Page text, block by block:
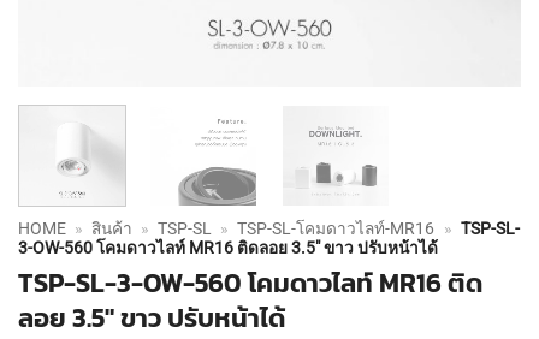
HOME » สินค้า » TSP-SL » TSP-SL-โคมดาวไลท์-MR16 » TSP-SL-
3-OW-560 โคมดาวไลท์ MR16 ติดลอย 3.5″ ขาว ปรับหน้าได้
TSP-SL-3-OW-560 โคมดาวไลท์ MR16 ติด
ลอย 3.5″ ขาว ปรับหน้าได้